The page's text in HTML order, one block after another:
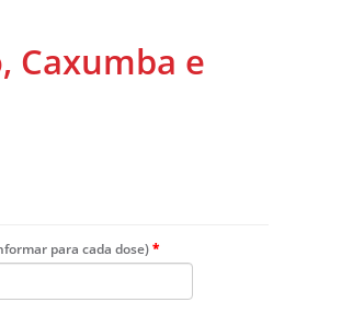
Caxumba e
para cada dose)